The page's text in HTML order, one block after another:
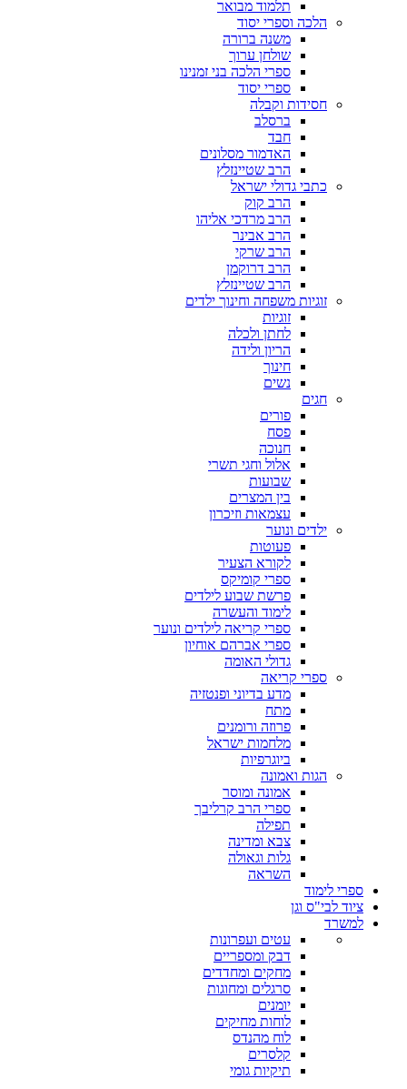
תלמוד מבואר
הלכה וספרי יסוד
משנה ברורה
שולחן ערוך
ספרי הלכה בני זמנינו
ספרי יסוד
חסידות וקבלה
ברסלב
חבד
האדמור מסלונים
הרב שטיינזלץ
כתבי גדולי ישראל
הרב קוק
הרב מרדכי אליהו
הרב אבינר
הרב שרקי
הרב דרוקמן
הרב שטיינזלץ
זוגיות משפחה וחינוך ילדים
זוגיות
לחתן ולכלה
הריון ולידה
חינוך
נשים
חגים
פורים
פסח
חנוכה
אלול וחגי תשרי
שבועות
בין המצרים
עצמאות וזיכרון
ילדים ונוער
פעוטות
לקורא הצעיר
ספרי קומיקס
פרשת שבוע לילדים
לימוד והעשרה
ספרי קריאה לילדים ונוער
ספרי אברהם אוחיון
גדולי האומה
ספרי קריאה
מדע בדיוני ופנטזיה
מתח
פרוזה ורומנים
מלחמות ישראל
ביוגרפיות
הגות ואמונה
אמונה ומוסר
ספרי הרב קרליבך
תפילה
צבא ומדינה
גלות וגאולה
השראה
ספרי לימוד
ציוד לבי"ס וגן
למשרד
עטים ועפרונות
דבק ומספריים
מחקים ומחדדים
סרגלים ומחוגות
יומנים
לוחות מחיקים
לוח מהנדס
קלסרים
תיקיות גומי